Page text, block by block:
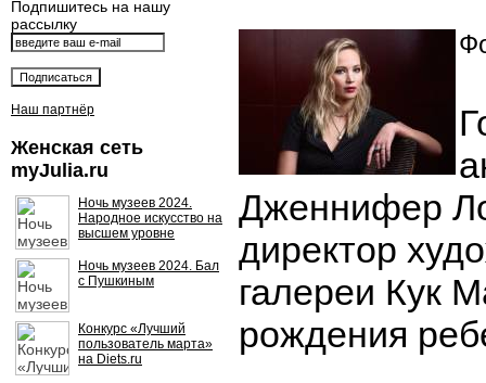
Подпишитесь на нашу
рассылку
Наш партнёр
Женская сеть
myJulia.ru
Ночь музеев 2024.
Народное искусство на
высшем уровне
Ночь музеев 2024. Бал
с Пушкиным
Конкурс «Лучший
пользователь марта»
на Diets.ru
Дженнифер
директор
галереи Кук
рождения